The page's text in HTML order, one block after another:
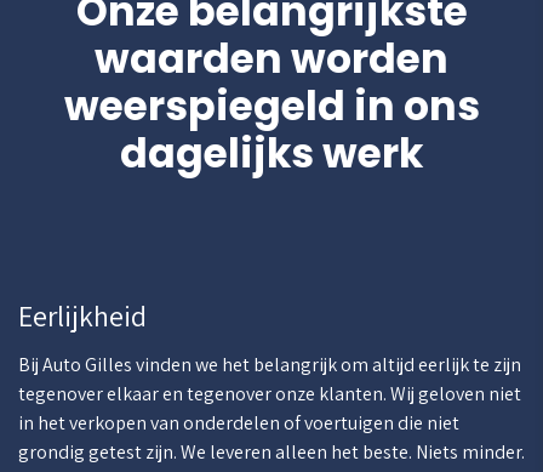
Onze belangrijkste
waarden worden
weerspiegeld in ons
dagelijks werk
Eerlijkheid
Bij Auto Gilles vinden we het belangrijk om altijd eerlijk te zijn
tegenover elkaar en tegenover onze klanten. Wij geloven niet
in het verkopen van onderdelen of voertuigen die niet
grondig getest zijn. We leveren alleen het beste. Niets minder.